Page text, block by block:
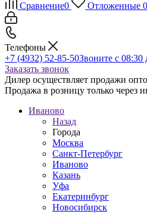
Сравнение0 Отложенные 0
Телефоны
+7 (4932) 52-85-50Звоните с 08:30
Заказать звонок
Дилер осуществляет продажи
Продажа в розницу только через
Иваново
Назад
Города
Москва
Санкт-Петербург
Иваново
Казань
Уфа
Екатеринбург
Новосибирск